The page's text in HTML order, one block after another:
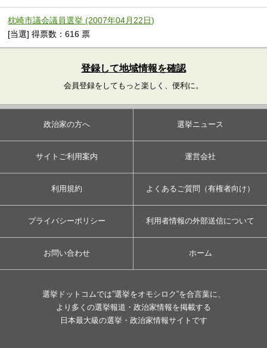
枕崎市議会議員選挙 (2007年04月22日)
[当選] 得票数：616 票
登録して地域情報を確認
会員登録をしてもっと楽しく、便利に。
政治家の方へ 選挙ニュース
サイトご利用案内 運営会社
利用規約 よくあるご質問（有権者向け）
プライバシーポリシー 利用者情報の外部送信について
お問い合わせ ホーム
選挙ドットコムでは”選挙をオモシロク”を合言葉に、
より多くの選挙報道・政治家情報を掲載する
日本最大級の選挙・政治家情報サイトです